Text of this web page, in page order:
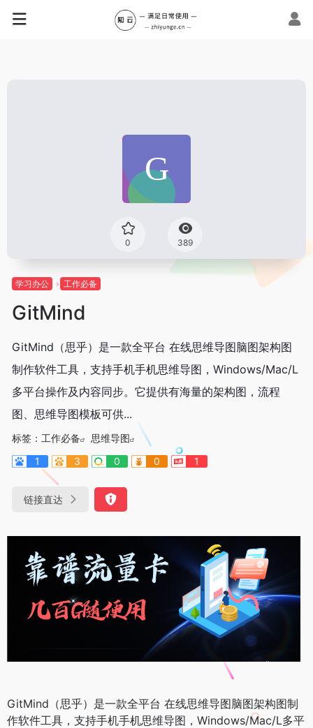
0 389
学习办公 工作必备
GitMind
GitMind（思乎）是一款全平台 在线思维导图脑图架构图
制作软件工具，支持手机手机思维导图，Windows/Mac/L
多平台操作及内容同步。它提供有海量的架构图，流程
图、思维导图模板可供...
标签： 工作必备
思维导图
1
3 0 0 1
链接直达
GitMind（思乎）是一款全平台 在线思维导图脑图架构图制
作软件工具，支持手机手机思维导图，Windows/Mac/L多平